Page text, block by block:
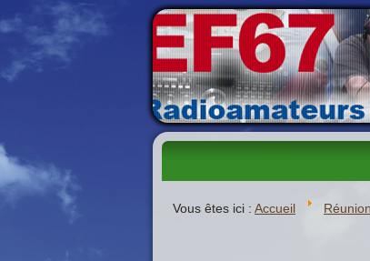
Vous êtes ici : Accueil